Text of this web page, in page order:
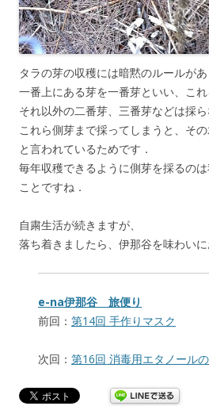
タラの芽の収穫には暗黙のルールがあ
一番上にある芽を一番芽といい、これ
それ以外の二番芽、三番芽などは採ら
これら側芽まで採ってしまうと、そ
と言われているためです．
毎年収穫できるように側芽を採るの
ことですね．
自粛生活が続きますが、
落ち着きましたら、伊那谷を味わいに
e-na伊那谷 旅便り
前回： 第14回 手作りマスク
次回： 第16回 消毒用エタノール